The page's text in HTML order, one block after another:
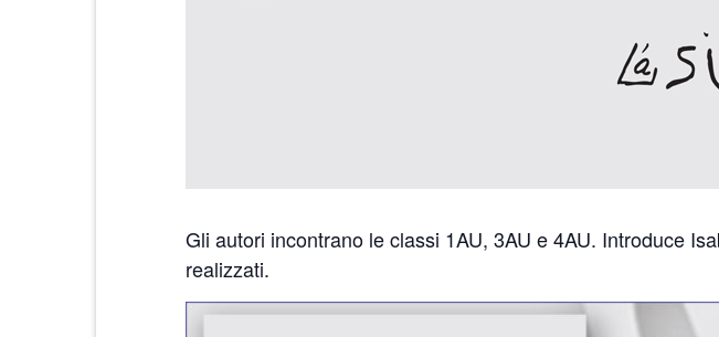
Gli autori incontrano le classi 1AU, 3AU e 4AU. Introduce
realizzati.